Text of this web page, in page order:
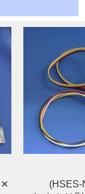
✕
(HSES-